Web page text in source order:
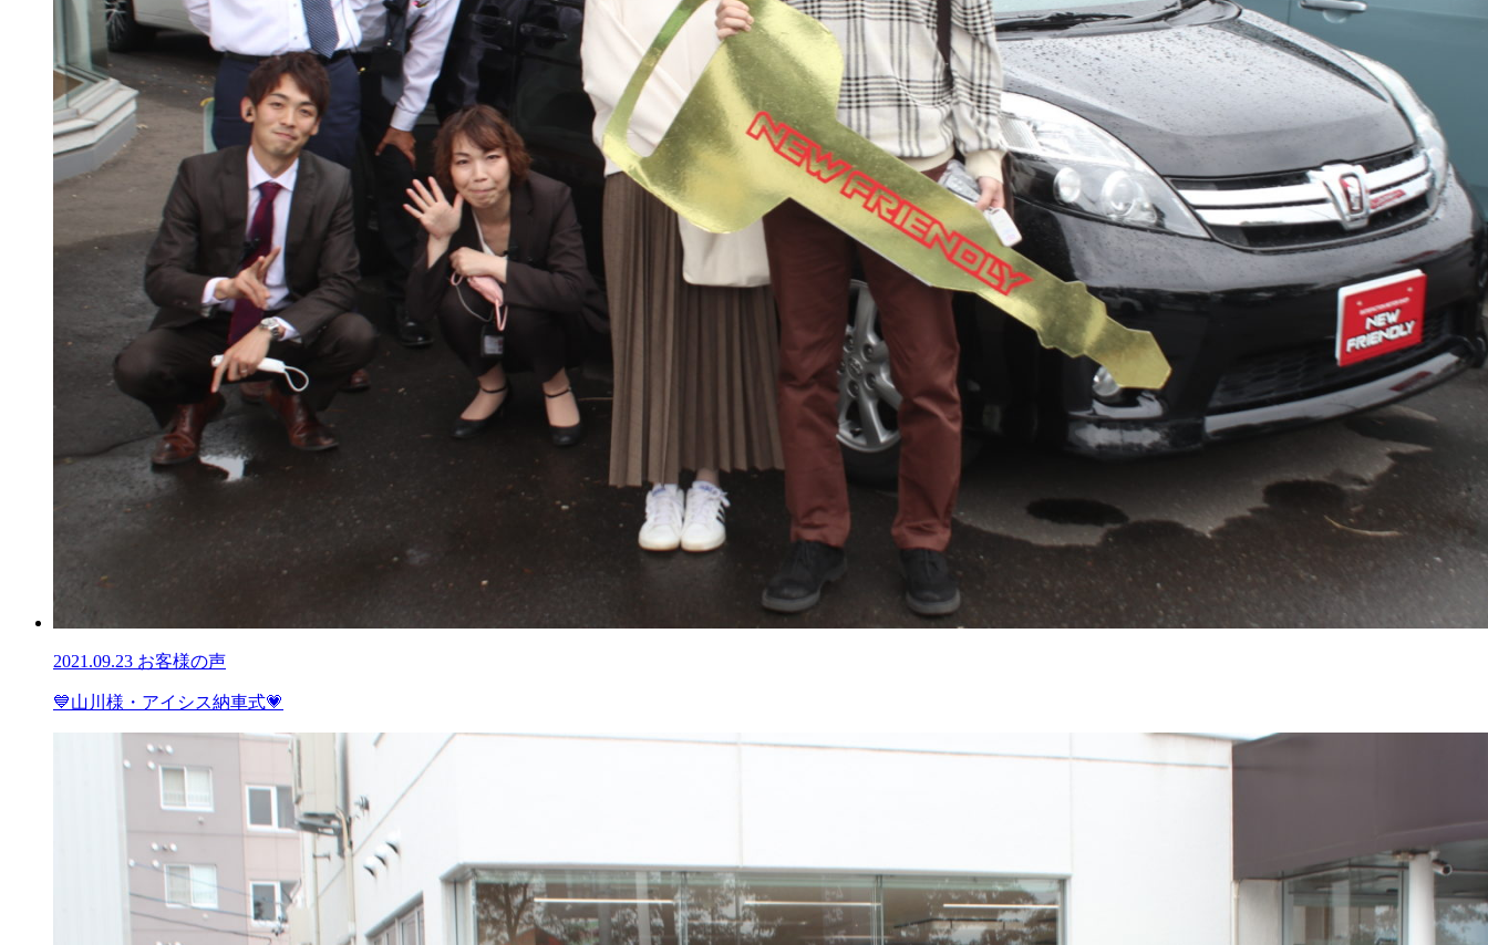
2021.09.23 お客様の声
💙山川様・アイシス納車式💗